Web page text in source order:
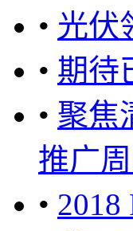
• 光伏
• 期待
• 聚焦
推广
•